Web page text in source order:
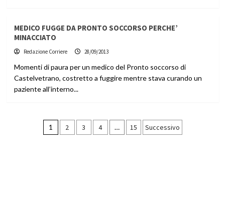
MEDICO FUGGE DA PRONTO SOCCORSO PERCHE’
MINACCIATO
Redazione Corriere 28/09/2013
Momenti di paura per un medico del Pronto soccorso di
Castelvetrano, costretto a fuggire mentre stava curando un
paziente all’interno...
Paginazione
1 2 3 4 … 15 Successivo